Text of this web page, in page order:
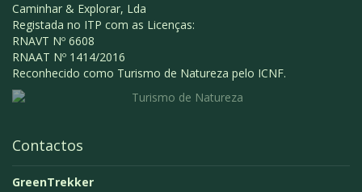
Caminhar & Explorar, Lda
Registada no ITP com as Licenças:
RNAVT Nº 6608
RNAAT Nº 1414/2016
Reconhecido como Turismo de Natureza pelo ICNF.
Contactos
GreenTrekker